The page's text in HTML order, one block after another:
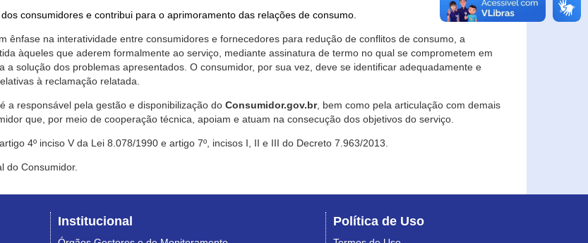
consumidores e contribui para o aprimoramento das relações de consumo.
ênfase na interatividade entre consumidores e fornecedores para redução de conflitos de consumo, a
àqueles que aderem formalmente ao serviço, mediante assinatura de termo no qual se comprometem em
solução dos problemas apresentados. O consumidor, por sua vez, deve se identificar adequadamente e
à reclamação relatada.
a responsável pela gestão e disponibilização do Consumidor.gov.br, bem como pela articulação com demais
que, por meio de cooperação técnica, apoiam e atuam na consecução dos objetivos do serviço.
4º inciso V da Lei 8.078/1990 e artigo 7º, incisos I, II e III do Decreto 7.963/2013.
do Consumidor.
Institucional Política de Uso